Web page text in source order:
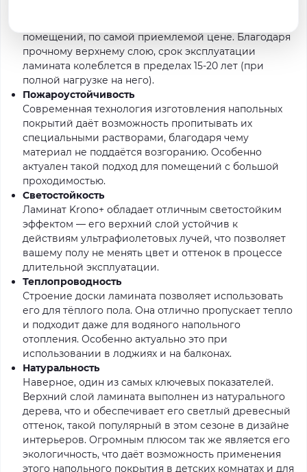
помещений, по самой приемлемой цене. Благодаря
прочному верхнему слою, срок эксплуатации
ламината колеблется в пределах 15-20 лет (при
полной нагрузке на него).
Пожароустойчивость
Современная технология изготовления напольных
покрытий даёт возможность пропитывать их
специальными растворами, благодаря чему
материал не поддаётся возгоранию. Особенно
актуален такой подход для помещений с большой
проходимостью.
Светостойкость
Ламинат Krono+ обладает отличным светостойким
эффектом — его верхний слой устойчив к
действиям ультрафиолетовых лучей, что позволяет
вашему полу не менять цвет и оттенок в процессе
длительной эксплуатации.
Теплопроводность
Строение доски ламината позволяет использовать
его для тёплого пола. Она отлично пропускает тепло
и подходит даже для водяного напольного
отопления. Особенно актуально это при
использовании в лоджиях и на балконах.
Натуральность
Наверное, один из самых ключевых показателей.
Верхний слой ламината выполнен из натурального
дерева, что и обеспечивает его светлый древесный
оттенок, такой популярный в этом сезоне в дизайне
интерьеров. Огромным плюсом так же является его
экологичность, что даёт возможность применения
этого напольного покрытия в детских комнатах и для